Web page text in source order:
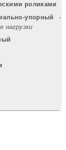
роликами
упорный
-
нагрузки